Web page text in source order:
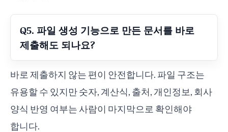
Q5. 파일 생성 기능으로 만든 문서를 바로
제출해도 되나요?
바로 제출하지 않는 편이 안전합니다. 파일 구조는
유용할 수 있지만 숫자, 계산식, 출처, 개인정보, 회사
양식 반영 여부는 사람이 마지막으로 확인해야
합니다.